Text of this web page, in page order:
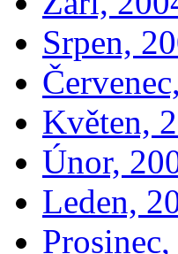
Srpen,
Květen,
Únor,
Leden,